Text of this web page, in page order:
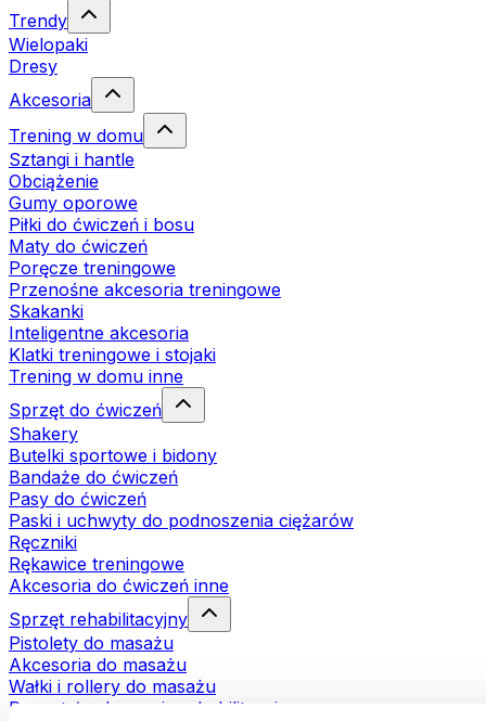
Trendy
Wielopaki
Dresy
Akcesoria
Trening w domu
Sztangi i hantle
Obciążenie
Gumy oporowe
Piłki do ćwiczeń i bosu
Maty do ćwiczeń
Poręcze treningowe
Przenośne akcesoria treningowe
Skakanki
Inteligentne akcesoria
Klatki treningowe i stojaki
Trening w domu inne
Sprzęt do ćwiczeń
Shakery
Butelki sportowe i bidony
Bandaże do ćwiczeń
Pasy do ćwiczeń
Paski i uchwyty do podnoszenia ciężarów
Ręczniki
Rękawice treningowe
Akcesoria do ćwiczeń inne
Sprzęt rehabilitacyjny
Pistolety do masażu
Akcesoria do masażu
Wałki i rollery do masażu
Pozostałe akcesoria rehabilitacyjne